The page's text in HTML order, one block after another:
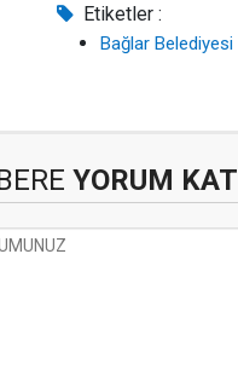
Etiketler :
Bağlar Belediyesi
YORUM KAT